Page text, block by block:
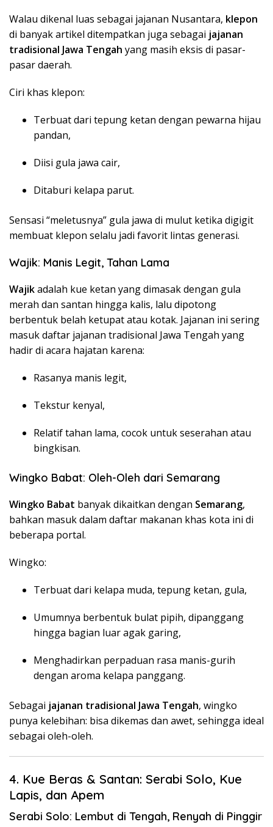
Walau dikenal luas sebagai jajanan Nusantara, klepon
di banyak artikel ditempatkan juga sebagai jajanan
tradisional Jawa Tengah yang masih eksis di pasar-
pasar daerah.
Ciri khas klepon:
Terbuat dari tepung ketan dengan pewarna hijau
pandan,
Diisi gula jawa cair,
Ditaburi kelapa parut.
Sensasi “meletusnya” gula jawa di mulut ketika digigit
membuat klepon selalu jadi favorit lintas generasi.
Wajik: Manis Legit, Tahan Lama
Wajikadalah kue ketan yang dimasak dengan gula
merah dan santan hingga kalis, lalu dipotong
berbentuk belah ketupat atau kotak. Jajanan ini sering
masuk daftar jajanan tradisional Jawa Tengah yang
hadir di acara hajatan karena:
Rasanya manis legit,
Tekstur kenyal,
Relatif tahan lama, cocok untuk seserahan atau
bingkisan.
Wingko Babat: Oleh-Oleh dari Semarang
Wingko Babat banyak dikaitkan dengan Semarang,
bahkan masuk dalam daftar makanan khas kota ini di
beberapa portal.
Wingko:
Terbuat dari kelapa muda, tepung ketan, gula,
Umumnya berbentuk bulat pipih, dipanggang
hingga bagian luar agak garing,
Menghadirkan perpaduan rasa manis-gurih
dengan aroma kelapa panggang.
Sebagai jajanan tradisional Jawa Tengah, wingko
punya kelebihan: bisa dikemas dan awet, sehingga ideal
sebagai oleh-oleh.
4. Kue Beras & Santan: Serabi Solo, Kue
Lapis, dan Apem
Serabi Solo: Lembut di Tengah, Renyah di Pinggir